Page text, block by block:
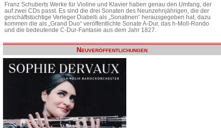
Franz Schuberts Werke für Violine und Klavier haben genau den Umfang, der
auf zwei CDs passt. Es sind die drei Sonaten des Neunzehnjährigen, die der
geschäftstüchtige Verleger Diabelli als „Sonatinen“ herausgegeben hat, dazu
kommen die als „Grand Duo“ veröffentlichte Sonate A-Dur, das h-Moll-Rondo
und die bedeutende C-Dur-Fantasie aus dem Jahr 1827.
Neuveröffentlichungen